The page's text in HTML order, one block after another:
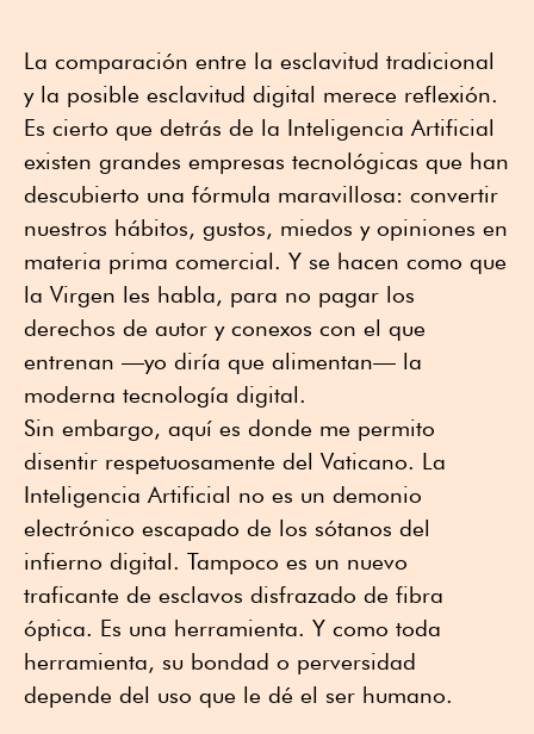
La comparación entre la esclavitud tradicional
y la posible esclavitud digital merece reflexión.
Es cierto que detrás de la Inteligencia Artificial
existen grandes empresas tecnológicas que han
descubierto una fórmula maravillosa: convertir
nuestros hábitos, gustos, miedos y opiniones en
materia prima comercial. Y se hacen como que
la Virgen les habla, para no pagar los
derechos de autor y conexos con el que
entrenan —yo diría que alimentan— la
moderna tecnología digital.
Sin embargo, aquí es donde me permito
disentir respetuosamente del Vaticano. La
Inteligencia Artificial no es un demonio
electrónico escapado de los sótanos del
infierno digital. Tampoco es un nuevo
traficante de esclavos disfrazado de fibra
óptica. Es una herramienta. Y como toda
herramienta, su bondad o perversidad
depende del uso que le dé el ser humano.